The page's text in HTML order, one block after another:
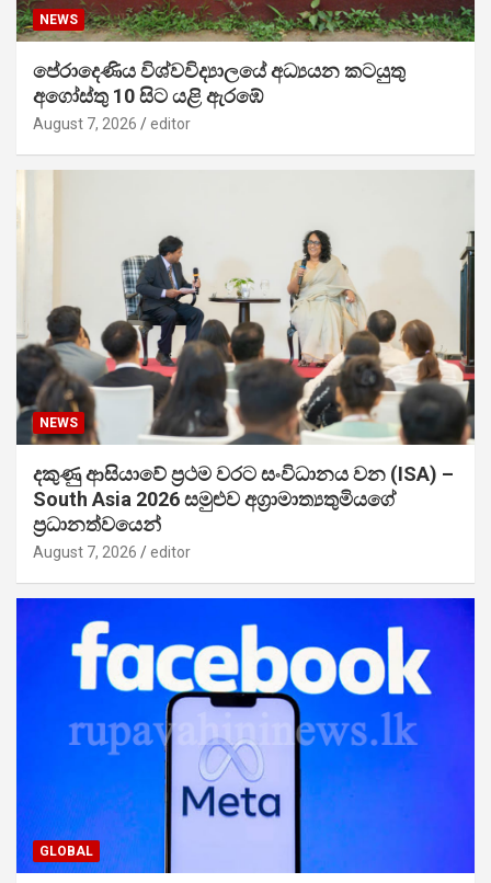
NEWS
පේරාදෙණිය විශ්වවිද්‍යාලයේ අධ්‍යයන කටයුතු
අගෝස්තු 10 සිට යළි ඇරඹේ
August 7, 2026 editor
NEWS
දකුණු ආසියාවේ ප්‍රථම වරට සංවිධානය වන (ISA) –
South Asia 2026 සමුළුව අග්‍රාමාත්‍යතුමියගේ
ප්‍රධානත්වයෙන්
August 7, 2026 editor
GLOBAL